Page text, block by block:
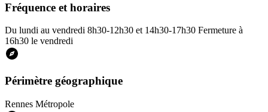
Fréquence et horaires
Du lundi au vendredi 8h30-12h30 et 14h30-17h30 Fermeture à
16h30 le vendredi
Périmètre géographique
Rennes Métropole